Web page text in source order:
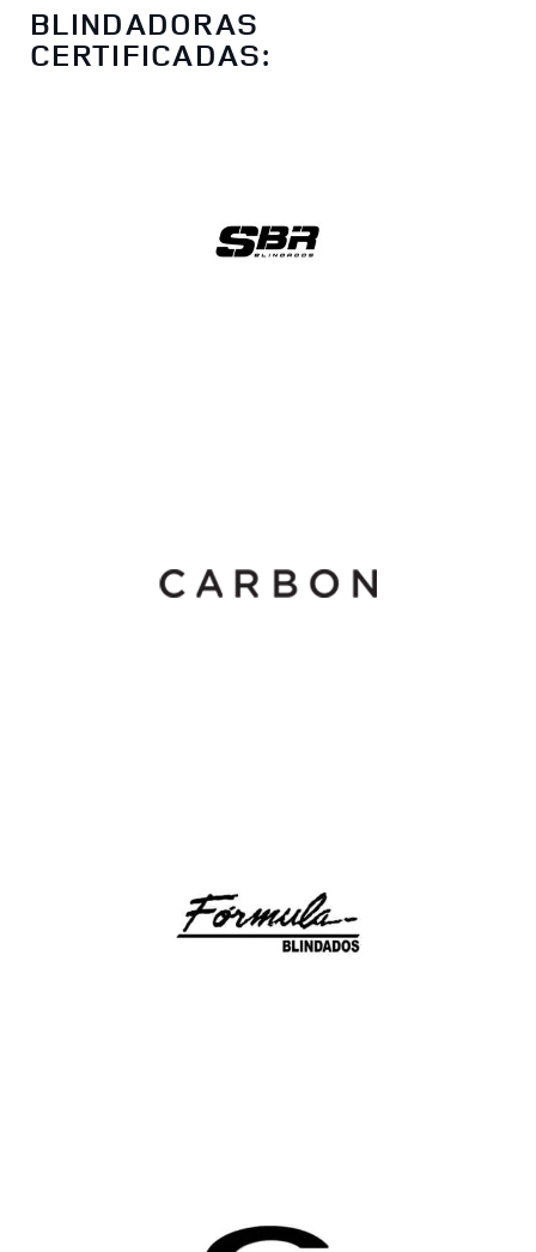
BLINDADORAS
CERTIFICADAS: